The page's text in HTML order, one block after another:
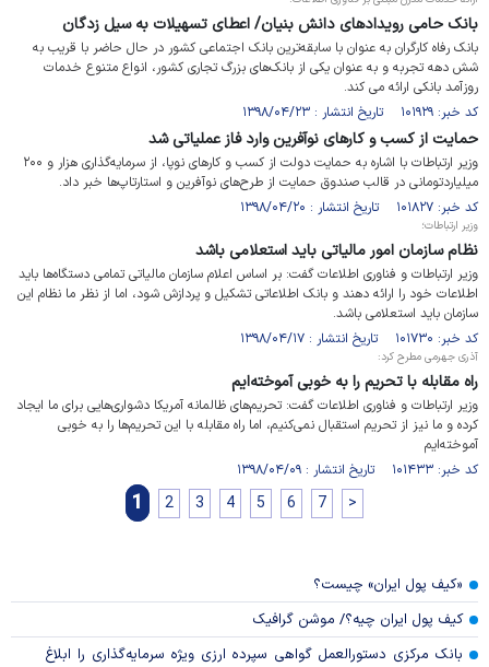
بانک حامی رویدادهای دانش بنیان/ اعطای تسهیلات به سیل زدگان
بانک رفاه کارگران به عنوان با سابقه‌ترین بانک اجتماعی کشور در حال حاضر با قریب به
شش دهه تجربه و به عنوان یکی از بانک‌های بزرگ تجاری کشور، انواع متنوع خدمات
روزآمد بانکی ارائه می کند.
کد خبر: ۱۰۱۹۲۹ تاریخ انتشار : ۱۳۹۸/۰۴/۲۳
حمایت از کسب و کارهای نوآفرین وارد فاز عملیاتی شد
وزیر ارتباطات با اشاره به حمایت دولت از کسب و کارهای نوپا، از سرمایه‌گذاری هزار و ۲۰۰
میلیاردتومانی در قالب صندوق حمایت از طرح‌های نوآفرین و استارتاپ‌ها خبر داد.
کد خبر: ۱۰۱۸۲۷ تاریخ انتشار : ۱۳۹۸/۰۴/۲۰
وزیر ارتباطات؛
نظام سازمان امور مالیاتی باید استعلامی باشد
وزیر ارتباطات و فناوری اطلاعات گفت: بر اساس اعلام سازمان مالیاتی تمامی دستگاه‌ها باید
اطلاعات خود را ارائه دهند و بانک اطلاعاتی تشکیل و پردازش شود، اما از نظر ما نظام این
سازمان باید استعلامی باشد.
کد خبر: ۱۰۱۷۳۰ تاریخ انتشار : ۱۳۹۸/۰۴/۱۷
آذری جهرمی مطرح کرد:
راه مقابله با تحریم را به خوبی آموخته‌ایم
وزیر ارتباطات و فناوری اطلاعات گفت: تحریم‌های ظالمانه آمریکا دشواری‌هایی برای ما ایجاد
کرده و ما نیز از تحریم استقبال نمی‌کنیم، اما راه مقابله با این تحریم‌ها را به‌ خوبی
آموخته‌ایم
کد خبر: ۱۰۱۴۳۳ تاریخ انتشار : ۱۳۹۸/۰۴/۰۹
1 2 3 4 5 6 7 >
«کیف پول ایران» چیست؟
کیف پول ایران چیه؟/ موشن گرافیک
بانک مرکزی دستورالعمل گواهی سپرده ارزی ویژه سرمایه‌گذاری را ابلاغ